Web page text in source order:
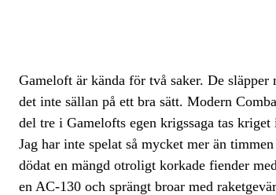
Gameloft är kända för två saker. De
det inte sällan på ett bra sätt. Modern
del tre i Gamelofts egen krigssaga tas
Jag har inte spelat så mycket mer än
dödat en mängd otroligt korkade fiender
en AC-130 och sprängt broar med